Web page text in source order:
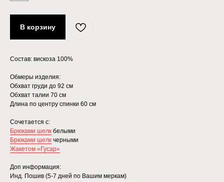
В корзину
Состав: вискоза 100%
Обмеры изделия:
Обхват груди до 92 см
Обхват талии 70 см
Длина по центру спинки 60 см
Сочетается с:
Брюками шелк белыми
Брюками шелк черными
Жакетом «Гусар»
Доп информация:
Инд. Пошив (5-7 дней по Вашим меркам)